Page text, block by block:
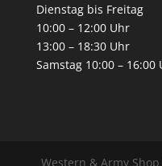
Dienstag bis Freitag
10:00 – 12:00 Uhr
13:00 – 18:30 Uhr
Samstag 10:00 – 16:00
Western & Army